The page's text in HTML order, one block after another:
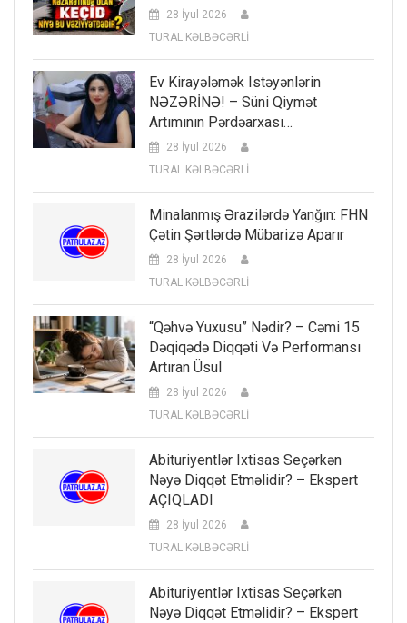
28 İyul 2026
TURAL KƏLBƏCƏRLİ
Ev Kirayələmək Istəyənlərin
NƏZƏRİNƏ! – Süni Qiymət
Artımının Pərdəarxası…
28 İyul 2026
TURAL KƏLBƏCƏRLİ
Minalanmış Ərazilərdə Yanğın: FHN
Çətin Şərtlərdə Mübarizə Aparır
28 İyul 2026
TURAL KƏLBƏCƏRLİ
“Qəhvə Yuxusu” Nədir? – Cəmi 15
Dəqiqədə Diqqəti Və Performansı
Artıran Üsul
28 İyul 2026
TURAL KƏLBƏCƏRLİ
Abituriyentlər Ixtisas Seçərkən
Nəyə Diqqət Etməlidir? – Ekspert
AÇIQLADI
28 İyul 2026
TURAL KƏLBƏCƏRLİ
Abituriyentlər Ixtisas Seçərkən
Nəyə Diqqət Etməlidir? – Ekspert